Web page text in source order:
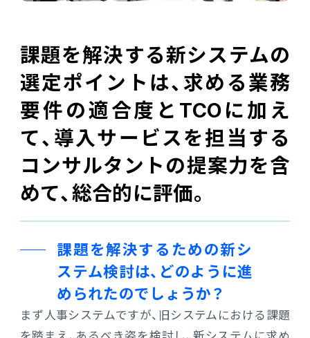
課題を解決する新システムの
選定ポイントは、求める業務
要件の適合度とTCOに加え
て、導入サービスを担当する
コンサルタントの提案力を含
めて、総合的に評価。
課題を解決するための新シ
ステム検討は、どのように進
められたのでしょうか？
まず人事システムですが、旧システムにおける課題